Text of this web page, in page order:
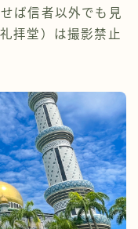
ば信者以外でも見
拝堂）は撮影禁止